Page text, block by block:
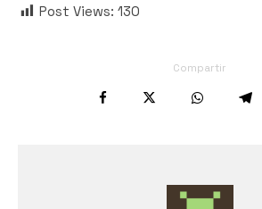
Post Views: 130
Compartir